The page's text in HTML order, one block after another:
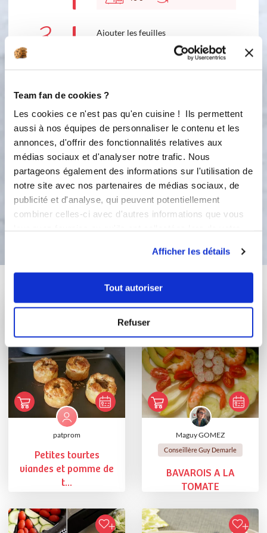
Team fan de cookies ?
Les cookies ce n'est pas qu'en cuisine ! Ils permettent
aussi à nos équipes de personnaliser le contenu et les
annonces, d'offrir des fonctionnalités relatives aux
médias sociaux et d'analyser notre trafic. Nous
partageons également des informations sur l'utilisation de
notre site avec nos partenaires de médias sociaux, de
publicité et d'analyse, qui peuvent potentiellement
combiner celles-ci avec d'autres informations que vous
Afficher les détails
Tout autoriser
Refuser
3 Ajouter les feuilles
6
4
Versez le mélange dans le plat à gratin
sur les tomates cerises . Enfournez
pendant 30 min Bon appétit !!!
Astuce : on peut remplacer la ricotta
par un mélange de fromage de chèvre
frais et de la mozzarella. Servir avec
de la salade verte
Bon appétit !
Vous aimerez aussi ...
patprom
Petites tourtes
viandes et pomme de
t...
Maguy GOMEZ
Conseillère Guy Demarle
BAVAROIS A LA
TOMATE